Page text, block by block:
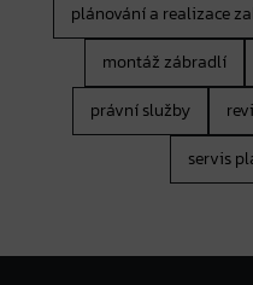
plánování a realizace
montáž zábradlí
právní služby
servis